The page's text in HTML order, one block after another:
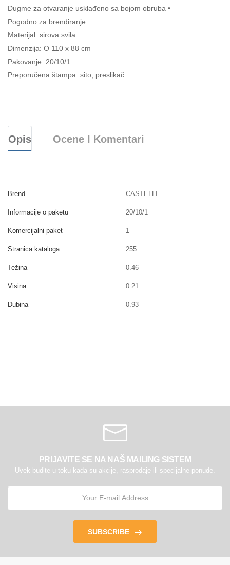
Dugme za otvaranje usklađeno sa bojom obruba •
Pogodno za brendiranje
Materijal: sirova svila
Dimenzija: O 110 x 88 cm
Pakovanje: 20/10/1
Preporučena štampa: sito, preslikač
Opis Ocene I Komentari
Brend CASTELLI
Informacije o paketu 20/10/1
Komercijalni paket 1
Stranica kataloga 255
Težina 0.46
Visina 0.21
Dubina 0.93
PRIJAVITE SE NA NAŠ MAILING SISTEM
Uvek budite u toku kada su akcije, rasprodaje ili specijalne ponude.
SUBSCRIBE